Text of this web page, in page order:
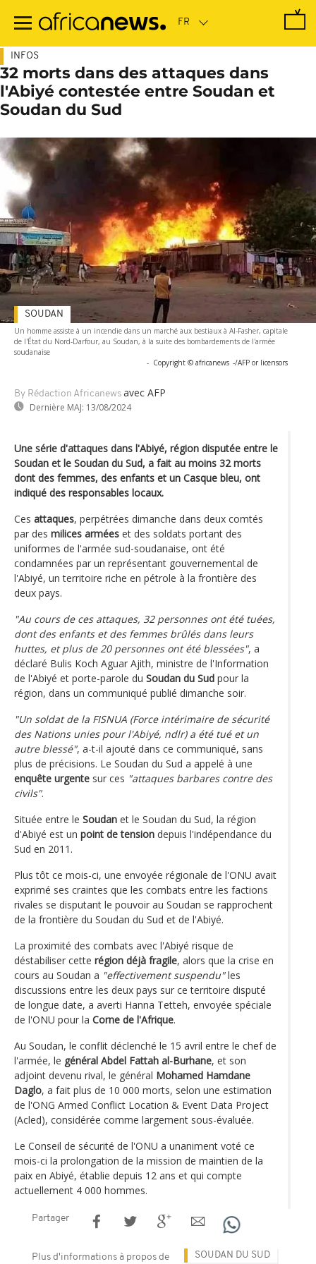
contenu
INFOS
32 morts dans des attaques dans
l'Abiyé contestée entre Soudan et
Soudan du Sud
Un homme assiste à un incendie dans un marché aux bestiaux à Al-Fasher, capitale
de l'État du Nord-Darfour, au Soudan, à la suite des bombardements de l'armée
soudanaise
- Copyright © africanews -/AFP or licensors
By Rédaction Africanews avec AFP
Dernière MAJ: 13/08/2024
SOUDAN
Une série d'attaques dans l'Abiyé, région disputée entre le
Soudan et le Soudan du Sud, a fait au moins 32 morts
dont des femmes, des enfants et un Casque bleu, ont
indiqué des responsables locaux.
Ces attaques, perpétrées dimanche dans deux comtés
par des milices armées et des soldats portant des
uniformes de l'armée sud-soudanaise, ont été
condamnées par un représentant gouvernemental de
l'Abiyé, un territoire riche en pétrole à la frontière des
deux pays.
"Au cours de ces attaques, 32 personnes ont été tuées,
dont des enfants et des femmes brûlés dans leurs
huttes, et plus de 20 personnes ont été blessées", a
déclaré Bulis Koch Aguar Ajith, ministre de l'Information
de l'Abiyé et porte-parole du Soudan du Sud pour la
région, dans un communiqué publié dimanche soir.
"Un soldat de la FISNUA (Force intérimaire de sécurité
des Nations unies pour l'Abiyé, ndlr) a été tué et un
autre blessé", a-t-il ajouté dans ce communiqué, sans
plus de précisions. Le Soudan du Sud a appelé à une
enquête urgente sur ces "attaques barbares contre des
civils".
Située entre le Soudan et le Soudan du Sud, la région
d'Abiyé est un point de tension depuis l'indépendance du
Sud en 2011.
Plus tôt ce mois-ci, une envoyée régionale de l'ONU avait
exprimé ses craintes que les combats entre les factions
rivales se disputant le pouvoir au Soudan se rapprochent
de la frontière du Soudan du Sud et de l'Abiyé.
La proximité des combats avec l'Abiyé risque de
déstabiliser cette région déjà fragile, alors que la crise en
cours au Soudan a "effectivement suspendu"les
discussions entre les deux pays sur ce territoire disputé
de longue date, a averti Hanna Tetteh, envoyée spéciale
de l'ONU pour la Corne de l'Afrique.
Au Soudan, le conflit déclenché le 15 avril entre le chef de
l'armée, le général Abdel Fattah al-Burhane, et son
adjoint devenu rival, le général Mohamed Hamdane
Daglo, a fait plus de 10 000 morts, selon une estimation
de l'ONG Armed Conflict Location & Event Data Project
(Acled), considérée comme largement sous-évaluée.
Le Conseil de sécurité de l'ONU a unaniment voté ce
mois-ci la prolongation de la mission de maintien de la
paix en Abiyé, établie depuis 12 ans et qui compte
actuellement 4 000 hommes.
Partager
Plus d'informations à propos de SOUDAN DU SUD